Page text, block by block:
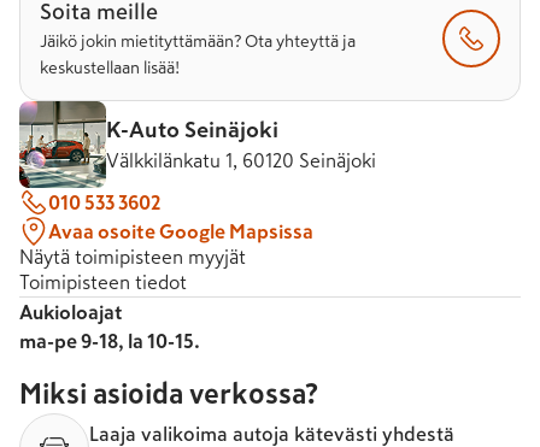
Soita meille
Jäikö jokin mietityttämään? Ota yhteyttä ja
keskustellaan lisää!
K-Auto Seinäjoki
Välkkilänkatu 1, 60120 Seinäjoki
010 533 3602
Avaa osoite Google Mapsissa
Näytä toimipisteen myyjät
Toimipisteen tiedot
Aukioloajat
ma-pe 9-18, la 10-15.
Miksi asioida verkossa?
Laaja valikoima autoja kätevästi yhdestä